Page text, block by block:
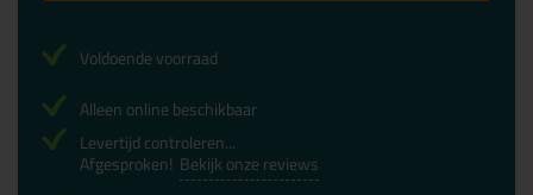
Voldoende voorraad
Alleen online beschikbaar
Levertijd controleren...
Afgesproken! Bekijk onze reviews